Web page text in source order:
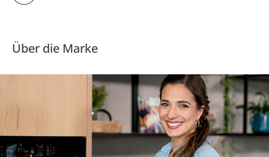
Über die Marke